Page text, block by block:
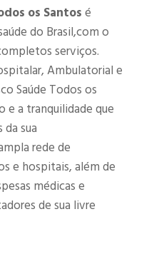
os Santos é
do Brasil,com o
serviços.
Ambulatorial e
Saúde Todos os
e a tranquilidade que
sua
rede de
e hospitais, além de
médicas e
de sua livre